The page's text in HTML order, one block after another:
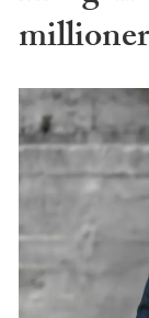
millioner